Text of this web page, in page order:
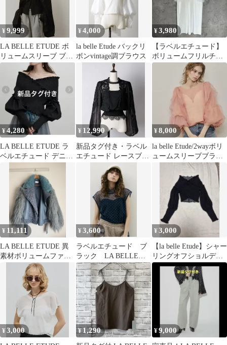
¥9,999
LA BELLE ETUDE ボ
リュームスリーブ ブラ
ウス ブラック
¥4,000
la belle Etude バックリ
ボンvintage調ブラウス
¥3,980
【ラベルエチュード】
ボリュームフリルチュ
ールカットワンピース
¥4,280
LA BELLE ETUDE ラ
ベルエチュード デニム
¥ 12,990
新品タグ付き・ラベル
エチュード レースブラ
¥8,000
la belle Etude/2wayボリ
ュームスリーブブラウ
¥ 11,111
LA BELLE ETUDE 異
素材ボリュームファー
ライダースジャケット
¥3,600
ラベルエチュード ブ
ラック LA BELLE
ETUDE シースルーブ
ラウス
¥3,000
【la belle Etude】シャー
リングオフショルデニ
ムブラウス
¥3,000 ¥1,290 ¥9,000